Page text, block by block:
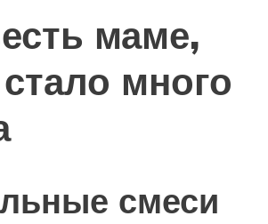
маме,
много
смеси